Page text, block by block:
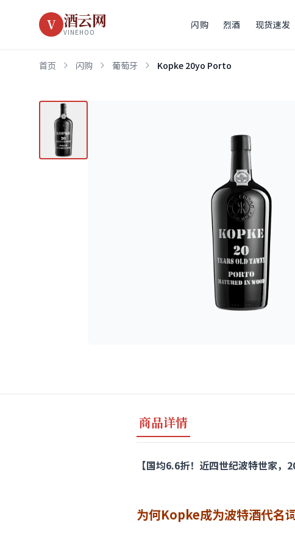
V 酒云网
VINEHOO
闪购 烈酒 现货速发
首页 闪购 葡萄牙 Kopke 20yo Porto
商品详情
【国均6.6折！近四世纪波特世家
为何Kopke成为波特酒代名词